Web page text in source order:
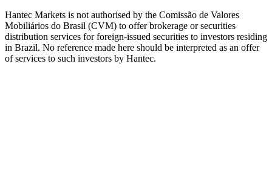
Hantec Markets is not authorised by the Comissão de Valores
Mobiliários do Brasil (CVM) to offer brokerage or securities
distribution services for foreign-issued securities to investors residing
in Brazil. No reference made here should be interpreted as an offer
of services to such investors by Hantec.